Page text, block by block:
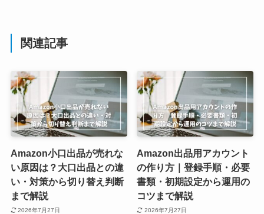
関連記事
Amazon小口出品が売れな
い原因は？大口出品との違
い・対策から切り替え判断
まで解説
2026年7月27日
Amazon出品用アカウント
の作り方｜登録手順・必要
書類・初期設定から運用の
コツまで解説
2026年7月27日